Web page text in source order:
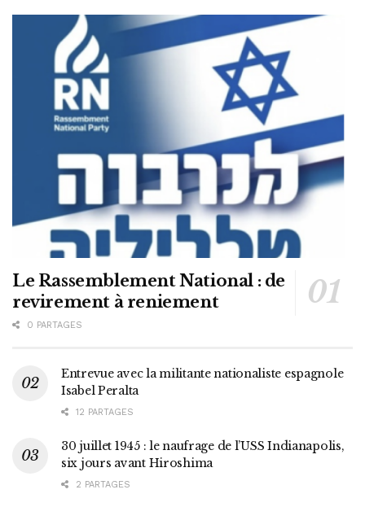
Le Rassemblement National : de
revirement à reniement
0 PARTAGES
Entrevue avec la militante nationaliste espagnole
Isabel Peralta
12 PARTAGES
30 juillet 1945 : le naufrage de l’USS Indianapolis,
six jours avant Hiroshima
2 PARTAGES